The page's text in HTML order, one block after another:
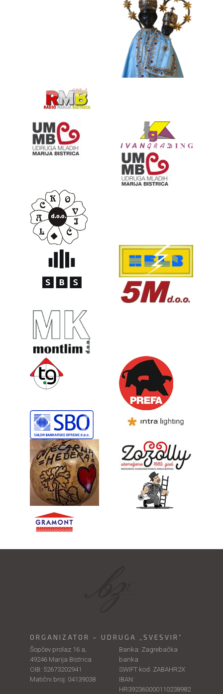
ORGANIZATOR – UDRUGA „SVESVIR”
Šopčev prolaz 16 a,
49246 Marija Bistrica
OIB: 52673202941
Matični broj: 04139038
Banka: Zagrebačka
banka
SWIFT kod: ZABAHR2X
IBAN:
HR392360000110238982